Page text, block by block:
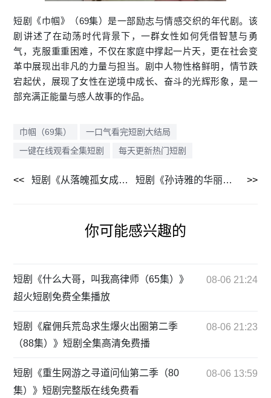
短剧《巾帼》（69集）是一部励志与情感交织的年代剧。该
剧讲述了在动荡时代背景下，一群女性如何凭借智慧与勇
气，克服重重困难，不仅在家庭中撑起一片天，更在社会变
革中展现出非凡的力量与担当。剧中人物性格鲜明，情节跌
宕起伏，展现了女性在逆境中成长、奋斗的光辉形象，是一
部充满正能量与感人故事的作品。
巾帼（69集）
一口气看完短剧大结局
一键在线观看全集短剧
每天更新热门短剧
短剧《从落魄孤女成为豪门千金（89集）》流畅播放无广告 短剧《孙诗雅的华丽转身（30集）》全集高清在线看
你可能感兴趣的
短剧《什么大哥，叫我高律师（65集）》
超火短剧免费全集播放
08-06 21:24
短剧《雇佣兵荒岛求生爆火出圈第二季
（88集）》短剧全集高清免费播
08-06 21:23
短剧《重生网游之寻道问仙第二季（80
集）》短剧完整版在线免费看
08-06 13:59